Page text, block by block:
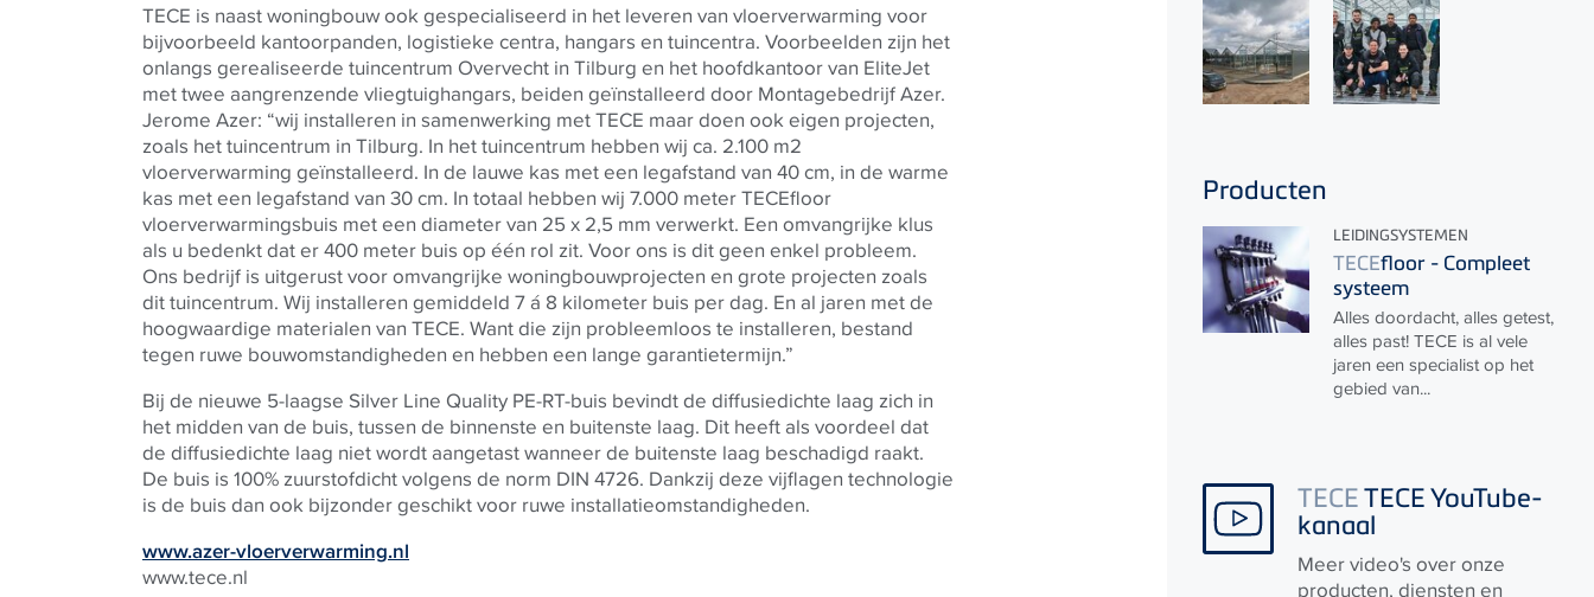
TECE is naast woningbouw ook gespecialiseerd in het leveren van vloerverwarming voor
bijvoorbeeld kantoorpanden, logistieke centra, hangars en tuincentra. Voorbeelden zijn het
onlangs gerealiseerde tuincentrum Overvecht in Tilburg en het hoofdkantoor van EliteJet
met twee aangrenzende vliegtuighangars, beiden geïnstalleerd door Montagebedrijf Azer.
Jerome Azer: “wij installeren in samenwerking metTECE maar doen ook eigen projecten,
zoals het tuincentrum in Tilburg. In het tuincentrum hebben wij ca. 2.100 m2
vloerverwarming geïnstalleerd. In de lauwe kas met een legafstand van 40 cm, in de warme
kas met een legafstand van 30 cm. In totaal hebben wij 7.000 meterTECEfloor
vloerverwarmingsbuis met een diameter van 25 x 2,5 mm verwerkt. Een omvangrijke klus
als u bedenkt dat er 400 meter buis op één rol zit. Voor ons is dit geen enkel probleem.
Ons bedrijf is uitgerust voor omvangrijke woningbouwprojecten en grote projecten zoals
dit tuincentrum. Wij installeren gemiddeld 7 á 8 kilometer buis per dag. En al jaren met de
hoogwaardige materialen van TECE. Want die zijn probleemloos te installeren, bestand
tegen ruwe bouwomstandigheden en hebben een lange garantietermijn.”
Bij de nieuwe 5-laagse Silver Line Quality PE-RT-buis bevindt de diffusiedichte laag zich in
het midden van de buis, tussen de binnenste en buitenste laag. Dit heeft als voordeel dat
de diffusiedichte laag niet wordt aangetast wanneer de buitenste laag beschadigd raakt.
De buis is 100% zuurstofdicht volgens de norm DIN 4726. Dankzij deze vijflagen technologie
is de buis dan ook bijzonder geschikt voor ruwe installatieomstandigheden.
www.azer-vloerverwarming.nl
www.tece.nl
Producten
LEIDINGSYSTEMEN
TECEfloor - Compleet
systeem
Alles doordacht, alles getest,
alles past!TECE is al vele
jaren een specialist op het
gebied van...
TECETECE YouTube-
kanaal
Meer video's over onze
producten, diensten en